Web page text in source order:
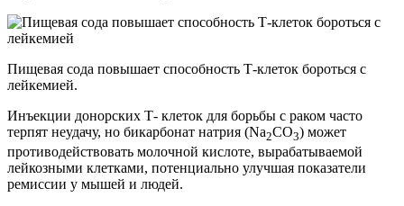
Пищевая сода повышает способность Т-клеток бороться с
лейкемией.
Инъекции донорских Т- клеток для борьбы с раком часто
терпят неудачу, но бикарбонат натрия (Na2CO3) может
противодействовать молочной кислоте, вырабатываемой
лейкозными клетками, потенциально улучшая показатели
ремиссии у мышей и людей.